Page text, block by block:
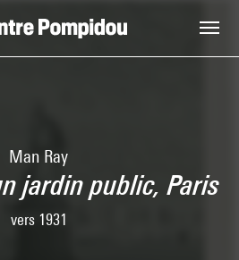
Man Ray
jardin public, Paris
vers 1931